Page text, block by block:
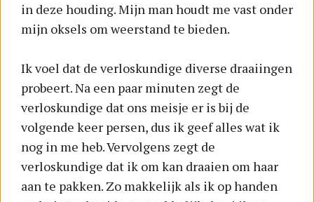
in deze houding. Mijn man houdt me vast onder
mijn oksels om weerstand te bieden.
Ik voel dat de verloskundige diverse draaiingen
probeert. Na een paar minuten zegt de
verloskundige dat ons meisje er is bij de
volgende keer persen, dus ik geef alles wat ik
nog in me heb. Vervolgens zegt de
verloskundige dat ik om kan draaien om haar
aan te pakken. Zo makkelijk als ik op handen